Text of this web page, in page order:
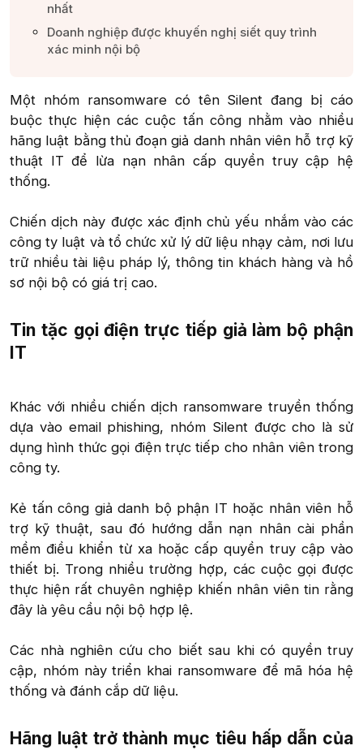
nhất​
Doanh nghiệp được khuyến nghị siết quy trình
xác minh nội bộ​
Một nhóm ransomware có tên Silent đang bị cáo
buộc thực hiện các cuộc tấn công nhằm vào nhiều
hãng luật bằng thủ đoạn giả danh nhân viên hỗ trợ kỹ
thuật IT để lừa nạn nhân cấp quyền truy cập hệ
thống.
Chiến dịch này được xác định chủ yếu nhắm vào các
công ty luật và tổ chức xử lý dữ liệu nhạy cảm, nơi lưu
trữ nhiều tài liệu pháp lý, thông tin khách hàng và hồ
sơ nội bộ có giá trị cao.​
Tin tặc gọi điện trực tiếp giả làm bộ phận
IT​
Khác với nhiều chiến dịch ransomware truyền thống
dựa vào email phishing, nhóm Silent được cho là sử
dụng hình thức gọi điện trực tiếp cho nhân viên trong
công ty.
Kẻ tấn công giả danh bộ phận IT hoặc nhân viên hỗ
trợ kỹ thuật, sau đó hướng dẫn nạn nhân cài phần
mềm điều khiển từ xa hoặc cấp quyền truy cập vào
thiết bị. Trong nhiều trường hợp, các cuộc gọi được
thực hiện rất chuyên nghiệp khiến nhân viên tin rằng
đây là yêu cầu nội bộ hợp lệ.
Các nhà nghiên cứu cho biết sau khi có quyền truy
cập, nhóm này triển khai ransomware để mã hóa hệ
thống và đánh cắp dữ liệu.​
Hãng luật trở thành mục tiêu hấp dẫn của